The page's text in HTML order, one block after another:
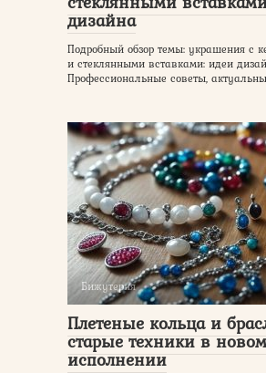
дизайна
Подробный обзор темы: украшения с
и стеклянными вставками: идеи
Профессиональные советы,
Бижутерия
Плетеные кольца и
старые техники в новом
исполнении